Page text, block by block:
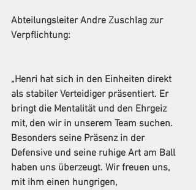
Abteilungsleiter Andre Zuschlag zur
Verpflichtung:
„Henri hat sich in den Einheiten direkt
als stabiler Verteidiger präsentiert. Er
bringt die Mentalität und den Ehrgeiz
mit, den wir in unserem Team suchen.
Besonders seine Präsenz in der
Defensive und seine ruhige Art am Ball
haben uns überzeugt. Wir freuen uns,
mit ihm einen hungrigen,